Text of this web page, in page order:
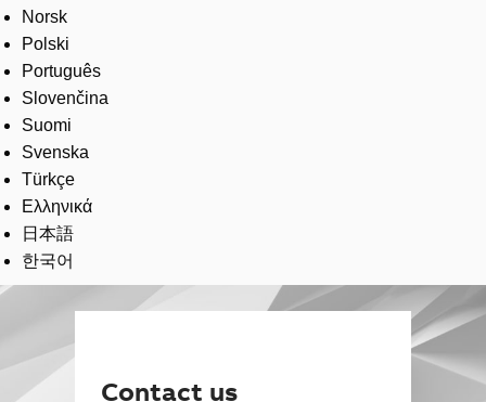
Norsk
Polski
Português
Slovenčina
Suomi
Svenska
Türkçe
Ελληνικά
日本語
한국어
Contact us